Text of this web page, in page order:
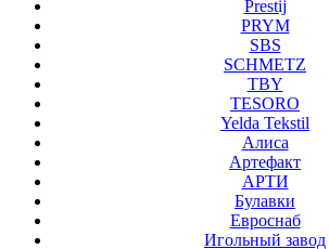
Prestij
PRYM
SBS
SCHMETZ
TBY
TESORO
Yelda Tekstil
Алиса
Артефакт
АРТИ
Булавки
Евроснаб
Игольный завод